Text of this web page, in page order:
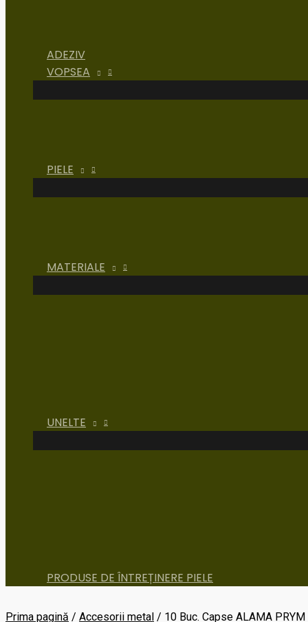
ADEZIV
VOPSEA
PIELE
MATERIALE
UNELTE
PRODUSE DE ÎNTREȚINERE PIELE
Prima pagină / Accesorii metal / 10 Buc. Capse ALAMA PRYM